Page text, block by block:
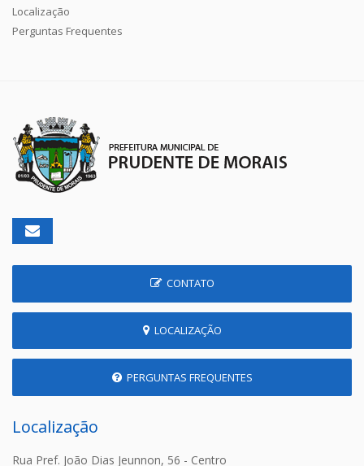
Localização
Perguntas Frequentes
CONTATO
LOCALIZAÇÃO
PERGUNTAS FREQUENTES
Localização
Rua Pref. João Dias Jeunnon, 56 - Centro